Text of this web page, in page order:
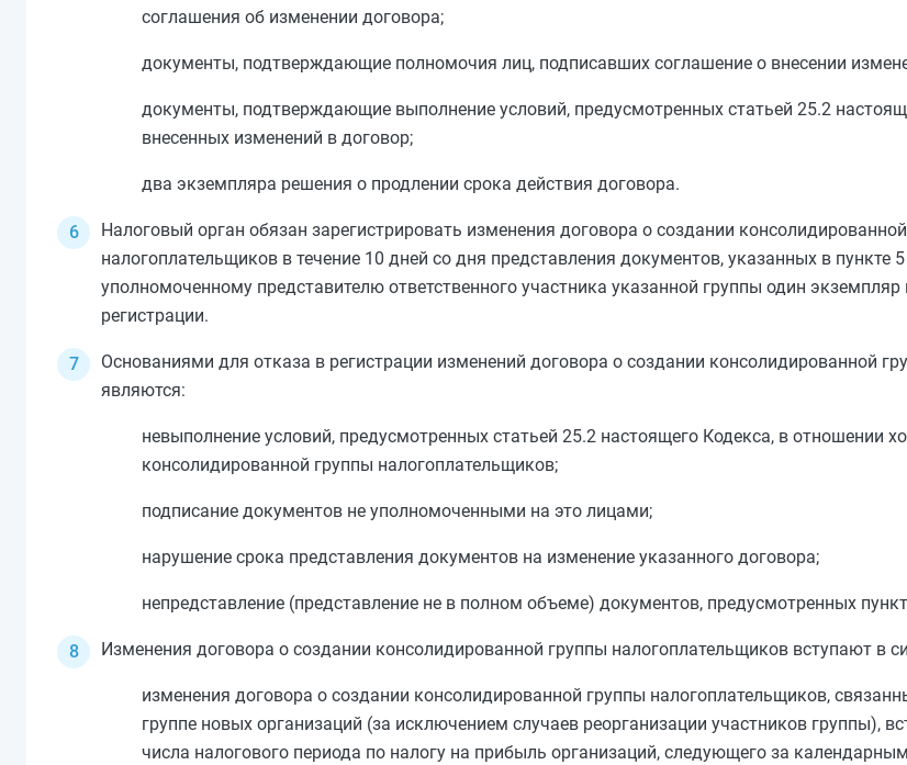
соглашения об изменении договора;
документы, подтверждающие полномочия лиц, подписавших соглашение о внесении
документы, подтверждающие выполнение условий, предусмотренных статьей 25.2
внесенных изменений в договор;
два экземпляра решения о продлении срока действия договора.
Налоговый орган обязан зарегистрировать изменения договора о создании
налогоплательщиков в течение 10 дней со дня представления документов, указанных в пункте 5
уполномоченному представителю ответственного участника указанной группы один
регистрации.
Основаниями для отказа в регистрации изменений договора о создании консолидированной
являются:
невыполнение условий, предусмотренных статьей 25.2 настоящего Кодекса, в отношении
консолидированной группы налогоплательщиков;
подписание документов не уполномоченными на это лицами;
нарушение срока представления документов на изменение указанного договора;
непредставление (представление не в полном объеме) документов, предусмотренных
Изменения договора о создании консолидированной группы налогоплательщиков вступают в
изменения договора о создании консолидированной группы налогоплательщиков,
группе новых организаций (за исключением случаев реорганизации участников группы),
числа налогового периода по налогу на прибыль организаций, следующего за